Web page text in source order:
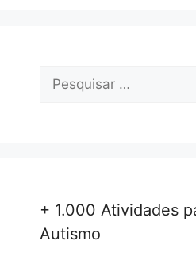
Pesquisar
+ 1.000 Atividades
Autismo